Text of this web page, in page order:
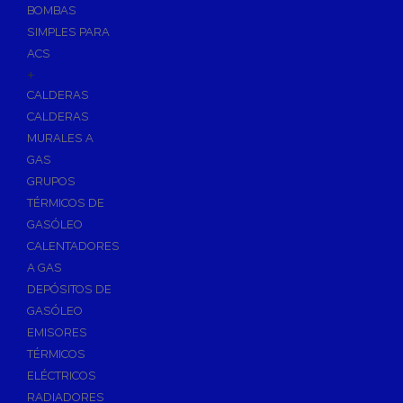
Sumideros para Piscinas
Accesorios para Piscinas
Productos Químicos para Piscinas
Reguladores de PH
Antialgas para Piscinas
Floculante para Piscinas
Cloro para Piscinas
Desinfección de Piscinas sin Cloro
Invernaje de Piscinas
Limpiadores de Piscinas
Kits Analizadores
Dosificadores
Riego, Jardín y Fuentes
BOMBAS
SIMPLES PARA
ACS
+
CALDERAS
CALDERAS
MURALES A
GAS
GRUPOS
TÉRMICOS DE
GASÓLEO
CALENTADORES
A GAS
DEPÓSITOS DE
GASÓLEO
EMISORES
TÉRMICOS
ELÉCTRICOS
RADIADORES